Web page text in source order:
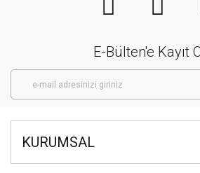
E-Bülten'e Kayıt
KURUMSAL